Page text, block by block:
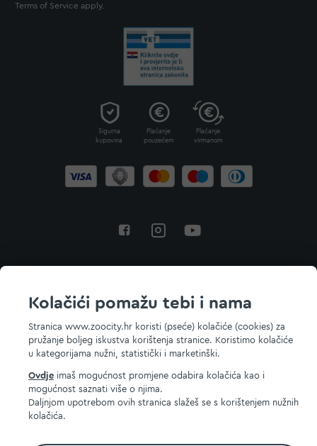
Kolačići pomažu tebi i nama
Stranica www.zoocity.hr koristi (pseće) kolačiće (cookies) za
pružanje boljeg iskustva korištenja stranice. Koristimo kolačiće
u kategorijama nužni, statistički i marketinški.
Ovdje imaš mogućnost promjene odabira kolačića kao i
mogućnost saznati više o njima.
Daljnjom upotrebom ovih stranica slažeš se s korištenjem nužnih
kolačića.
Terms of Service apply.
Sigurna
kupovina
Plaćanje
pouzećem
Plaćanje
virmanom
© 2026 ZOOCITY. Sva prava zadržana.